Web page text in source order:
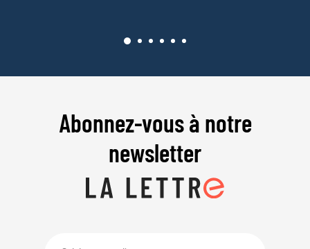
Abonnez-vous à notre
newsletter